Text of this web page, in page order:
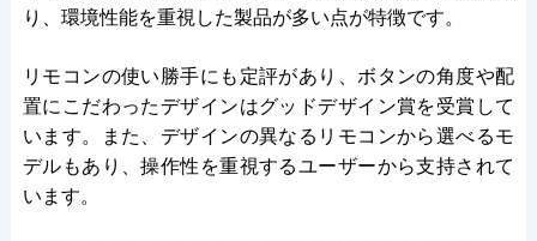
り、環境性能を重視した製品が多い点が特徴です。
リモコンの使い勝手にも定評があり、ボタンの角度や配
置にこだわったデザインはグッドデザイン賞を受賞して
います。また、デザインの異なるリモコンから選べるモ
デルもあり、操作性を重視するユーザーから支持されて
います。